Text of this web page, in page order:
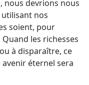
nous devrions nous
nos
soient, pour
les richesses
à disparaître, ce
éternel sera